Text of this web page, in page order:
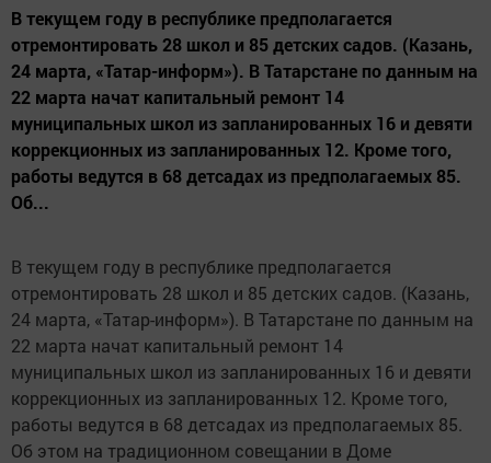
В текущем году в республике предполагается
отремонтировать 28 школ и 85 детских садов. (Казань,
24 марта, «Татар-информ»). В Татарстане по данным на
22 марта начат капитальный ремонт 14
муниципальных школ из запланированных 16 и девяти
коррекционных из запланированных 12. Кроме того,
работы ведутся в 68 детсадах из предполагаемых 85.
Об...
В текущем году в республике предполагается
отремонтировать 28 школ и 85 детских садов. (Казань,
24 марта, «Татар-информ»). В Татарстане по данным на
22 марта начат капитальный ремонт 14
муниципальных школ из запланированных 16 и девяти
коррекционных из запланированных 12. Кроме того,
работы ведутся в 68 детсадах из предполагаемых 85.
Об этом на традиционном совещании в Доме